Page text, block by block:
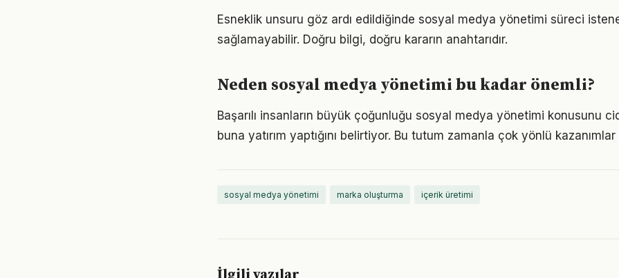
Esneklik unsuru göz ardı edildiğinde sosyal medya yönetimi süreci
sağlamayabilir. Doğru bilgi, doğru kararın anahtarıdır.
Neden sosyal medya yönetimi bu kadar önemli?
Başarılı insanların büyük çoğunluğu sosyal medya yönetimi konusunu
buna yatırım yaptığını belirtiyor. Bu tutum zamanla çok yönlü
sosyal medya yönetimi marka oluşturma içerik üretimi